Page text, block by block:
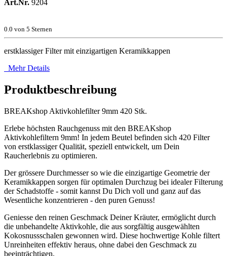
Art.Nr. 9204
0.0 von 5 Sternen
erstklassiger Filter mit einzigartigen Keramikkappen
Mehr Details
Produktbeschreibung
BREAKshop Aktivkohlefilter 9mm 420 Stk.
Erlebe höchsten Rauchgenuss mit den BREAKshop
Aktivkohlefiltern 9mm! In jedem Beutel befinden sich 420 Filter
von erstklassiger Qualität, speziell entwickelt, um Dein
Raucherlebnis zu optimieren.
Der grössere Durchmesser so wie die einzigartige Geometrie der
Keramikkappen sorgen für optimalen Durchzug bei idealer Filterung
der Schadstoffe - somit kannst Du Dich voll und ganz auf das
Wesentliche konzentrieren - den puren Genuss!
Geniesse den reinen Geschmack Deiner Kräuter, ermöglicht durch
die unbehandelte Aktivkohle, die aus sorgfältig ausgewählten
Kokosnussschalen gewonnen wird. Diese hochwertige Kohle filtert
Unreinheiten effektiv heraus, ohne dabei den Geschmack zu
beeinträchtigen.